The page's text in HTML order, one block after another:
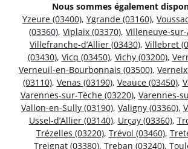
Nous sommes également
Yzeure (03400), Ygrande (03160),
(03360), Viplaix (03370), Villeneuve-
Villefranche-d’Allier (03430), Villebret
(03430), Vicq (03450), Vichy (03200),
Verneuil-en-Bourbonnais (03500),
(03110), Venas (03190), Veauce (03450),
Varennes-sur-Tèche (03220), Varennes-
Vallon-en-Sully (03190), Valigny (03360),
Ussel-d’Allier (03140), Urçay (03360),
Trézelles (03220), Trévol (03460),
Treignat (03380), Treban (03240),